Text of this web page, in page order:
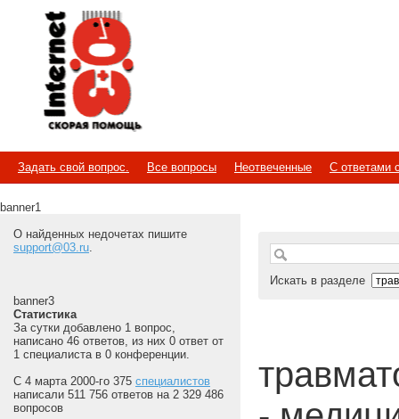
Internet
Скорая помощь
Задать свой вопрос. Все вопросы Неотвеченные С ответами
banner1
О найденных недочетах пишите
support@03.ru.
banner3
Статистика
За сутки добавлено 1 вопрос,
написано 46 ответов, из них 0 ответ от
1 специалиста в 0 конференции.
С 4 марта 2000-го 375 специалистов
написали 511 756 ответов на 2 329 486
вопросов
Искать в разделе